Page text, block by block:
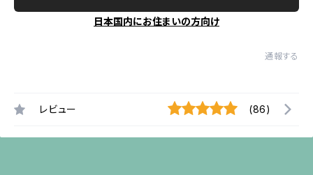
日本国内にお住まいの方向け
通報する
レビュー (86)